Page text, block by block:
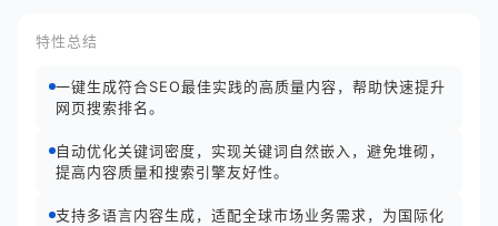
特性总结
一键生成符合SEO最佳实践的高质量内容，帮助快速提升
网页搜索排名。
自动优化关键词密度，实现关键词自然嵌入，避免堆砌，
提高内容质量和搜索引擎友好性。
支持多语言内容生成，适配全球市场业务需求，为国际化